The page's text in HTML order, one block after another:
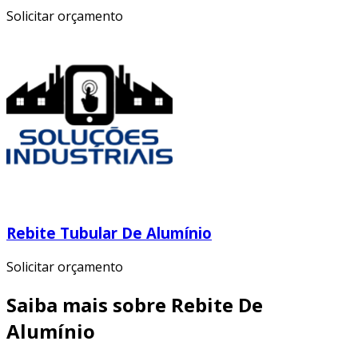
Solicitar orçamento
Rebite Tubular De Alumínio
Solicitar orçamento
Saiba mais sobre Rebite De
Alumínio